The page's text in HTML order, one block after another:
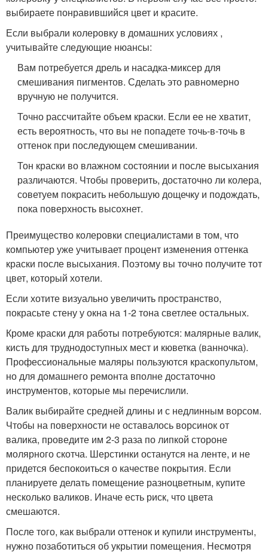
выбираете понравившийся цвет и красите.
Если выбрали колеровку в домашних условиях ,
учитывайте следующие нюансы:
Вам потребуется дрель и насадка-миксер для
смешивания пигментов. Сделать это равномерно
вручную не получится.
Точно рассчитайте объем краски. Если ее не хватит,
есть вероятность, что вы не попадете точь-в-точь в
оттенок при последующем смешивании.
Тон краски во влажном состоянии и после высыхания
различаются. Чтобы проверить, достаточно ли колера,
советуем покрасить небольшую дощечку и подождать,
пока поверхность высохнет.
Преимущество колеровки специалистами в том, что
компьютер уже учитывает процент изменения оттенка
краски после высыхания. Поэтому вы точно получите тот
цвет, который хотели.
Если хотите визуально увеличить пространство,
покрасьте стену у окна на 1-2 тона светлее остальных.
Кроме краски для работы потребуются: малярные валик,
кисть для труднодоступных мест и кюветка (ванночка).
Профессиональные маляры пользуются краскопультом,
но для домашнего ремонта вполне достаточно
инструментов, которые мы перечислили.
Валик выбирайте средней длины и с недлинным ворсом.
Чтобы на поверхности не оставалось ворсинок от
валика, проведите им 2-3 раза по липкой стороне
молярного скотча. Шерстинки останутся на ленте, и не
придется беспокоиться о качестве покрытия. Если
планируете делать помещение разноцветным, купите
несколько валиков. Иначе есть риск, что цвета
смешаются.
После того, как выбрали оттенок и купили инструменты,
нужно позаботиться об укрытии помещения. Несмотря